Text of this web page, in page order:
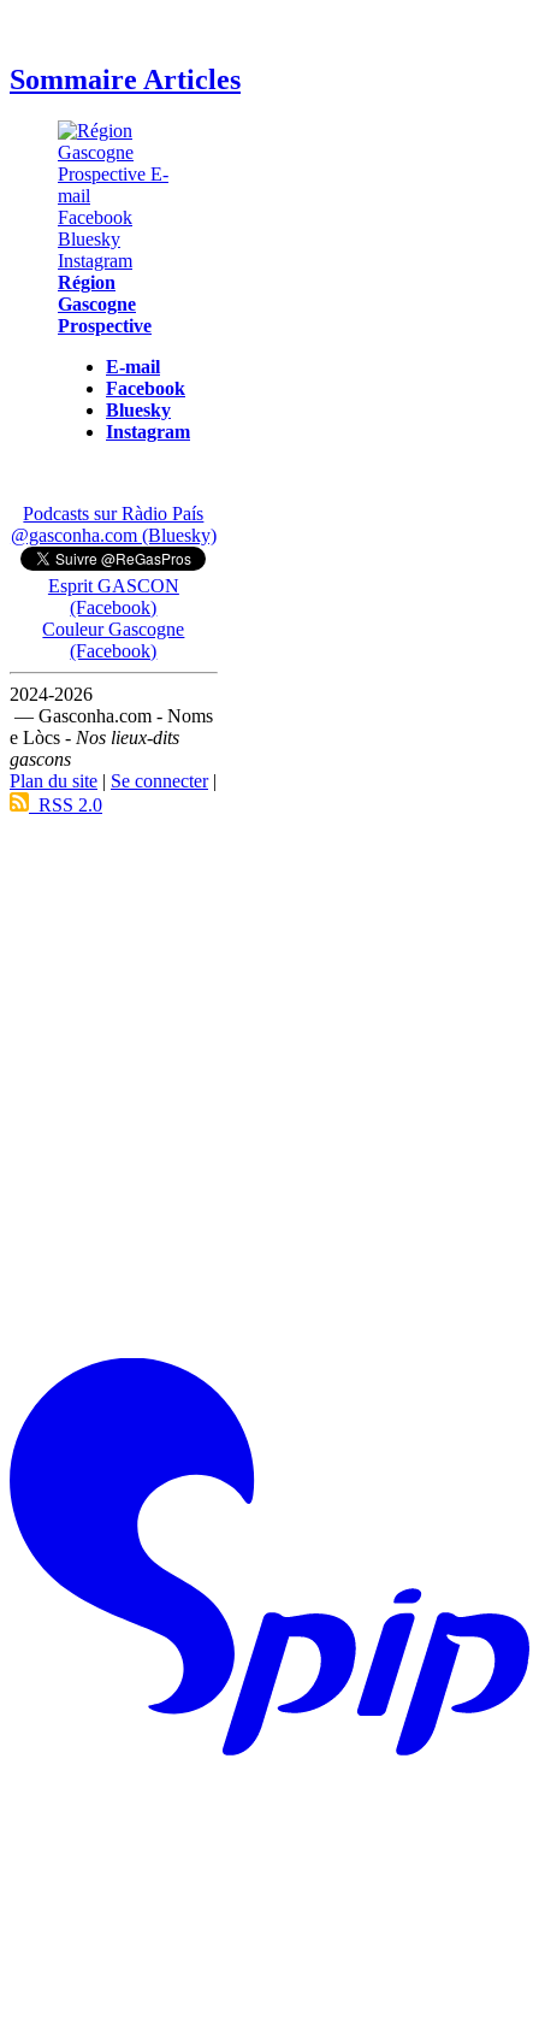
Sommaire Articles
Région
Gascogne
Prospective
E-mail
Facebook
Bluesky
Instagram
Podcasts sur Ràdio País
@gasconha.com (Bluesky)
Esprit GASCON
(Facebook)
Couleur Gascogne
(Facebook)
2024-2026
— Gasconha.com - Noms
e Lòcs - Nos lieux-dits
gascons
Plan du site | Se connecter|
RSS 2.0